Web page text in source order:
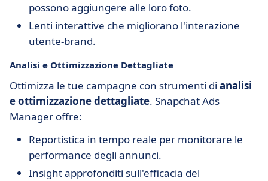
possono aggiungere alle loro foto.
Lenti interattive che migliorano l'interazione
utente-brand.
Analisi e Ottimizzazione Dettagliate
Ottimizza le tue campagne con strumenti di analisi
e ottimizzazione dettagliate. Snapchat Ads
Manager offre:
Reportistica in tempo reale per monitorare le
performance degli annunci.
Insight approfonditi sull'efficacia del